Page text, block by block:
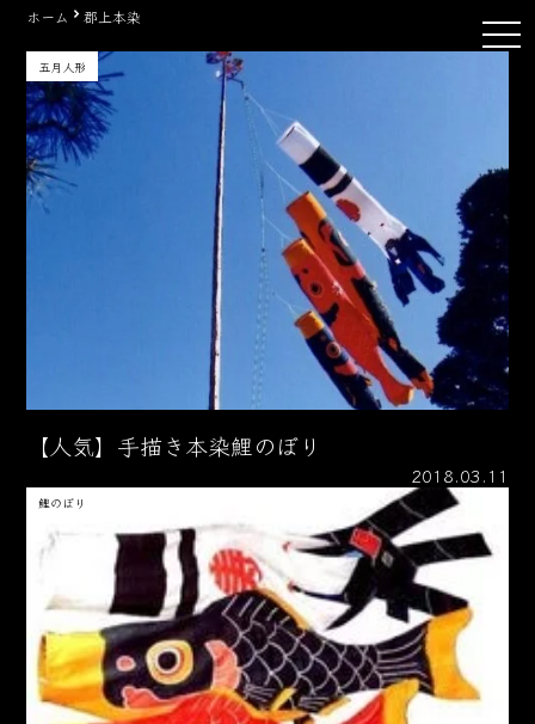
Skip
content
ホーム 郡上本染
五月人形
【人気】手描き本染鯉のぼり
2018.03.11
鯉のぼり